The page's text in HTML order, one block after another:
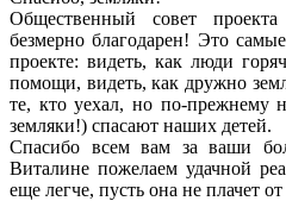
Общественный совет
безмерно благодарен! Это
проекте: видеть, как люди
помощи, видеть, как дружно
те, кто уехал, но по-прежнему
земляки!) спасают наших детей.
Спасибо всем вам за ваши
Виталине пожелаем удачной
еще легче, пусть она не плачет